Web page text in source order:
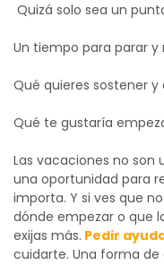
Quizá solo sea un
Un tiempo para parar
Qué quieres sostener y
Qué te gustaría
Las vacaciones no son
una oportunidad para
importa. Y si ves que
dónde empezar o que
exijas más. Pedir
cuidarte. Una forma